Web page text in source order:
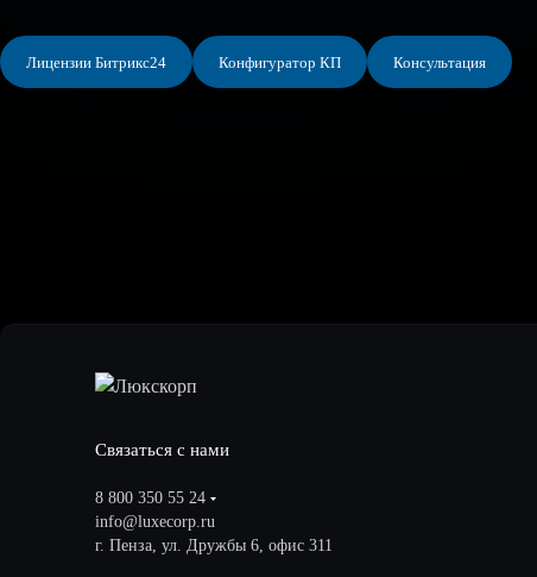
Лицензии Битрикс24 Конфигуратор КП Консультация
Связаться с нами
8 800 350 55 24
info@luxecorp.ru
г. Пенза, ул. Дружбы 6, офис 311